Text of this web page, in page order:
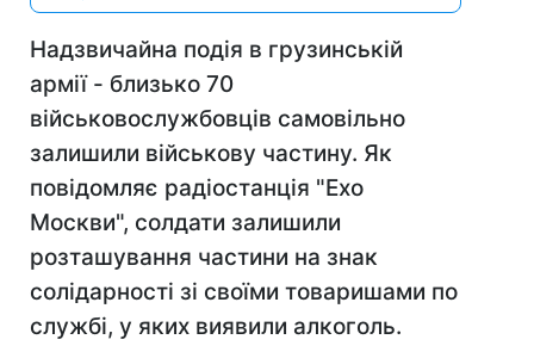
Надзвичайна подія в грузинській
армії - близько 70
військовослужбовців самовільно
залишили військову частину. Як
повідомляє радіостанція "Ехо
Москви", солдати залишили
розташування частини на знак
солідарності зі своїми товаришами по
службі, у яких виявили алкоголь.